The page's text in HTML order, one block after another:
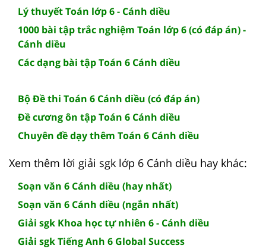
Lý thuyết Toán lớp 6 - Cánh diều
1000 bài tập trắc nghiệm Toán lớp 6 (có đáp án) -
Cánh diều
Các dạng bài tập Toán 6 Cánh diều
Bộ Đề thi Toán 6 Cánh diều (có đáp án)
Đề cương ôn tập Toán 6 Cánh diều
Chuyên đề dạy thêm Toán 6 Cánh diều
Xem thêm lời giải sgk lớp 6 Cánh diều hay khác:
Soạn văn 6 Cánh diều (hay nhất)
Soạn văn 6 Cánh diều (ngắn nhất)
Giải sgk Khoa học tự nhiên 6 - Cánh diều
Giải sgk Tiếng Anh 6 Global Success